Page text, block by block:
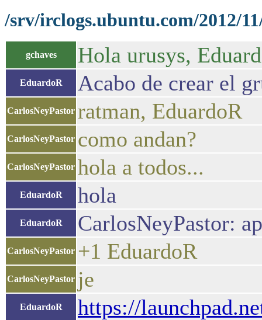
/srv/irclogs.ubuntu.com/2012/
gchaves Hola urusys,
EduardoR Acabo de crear el
CarlosNeyPastor ratman, EduardoR
CarlosNeyPastor como andan?
CarlosNeyPastor hola a todos...
EduardoR hola
EduardoR CarlosNeyPastor:
CarlosNeyPastor +1 EduardoR
CarlosNeyPastor je
EduardoR https://